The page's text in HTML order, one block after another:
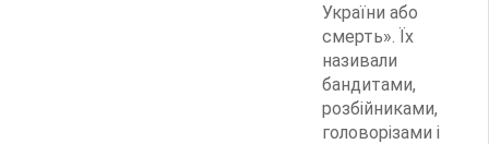
України або
смерть». Їх
називали
бандитами,
розбійниками,
головорізами і